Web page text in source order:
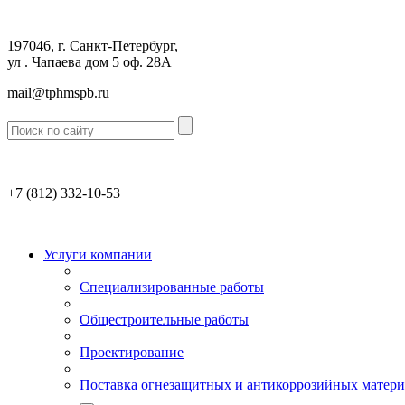
197046, г. Санкт-Петербург,
ул . Чапаева дом 5 оф. 28А
mail@tphmspb.ru
+7 (812) 332-10-53
Услуги компании
Специализированные работы
Общестроительные работы
Проектирование
Поставка огнезащитных и антикоррозийных